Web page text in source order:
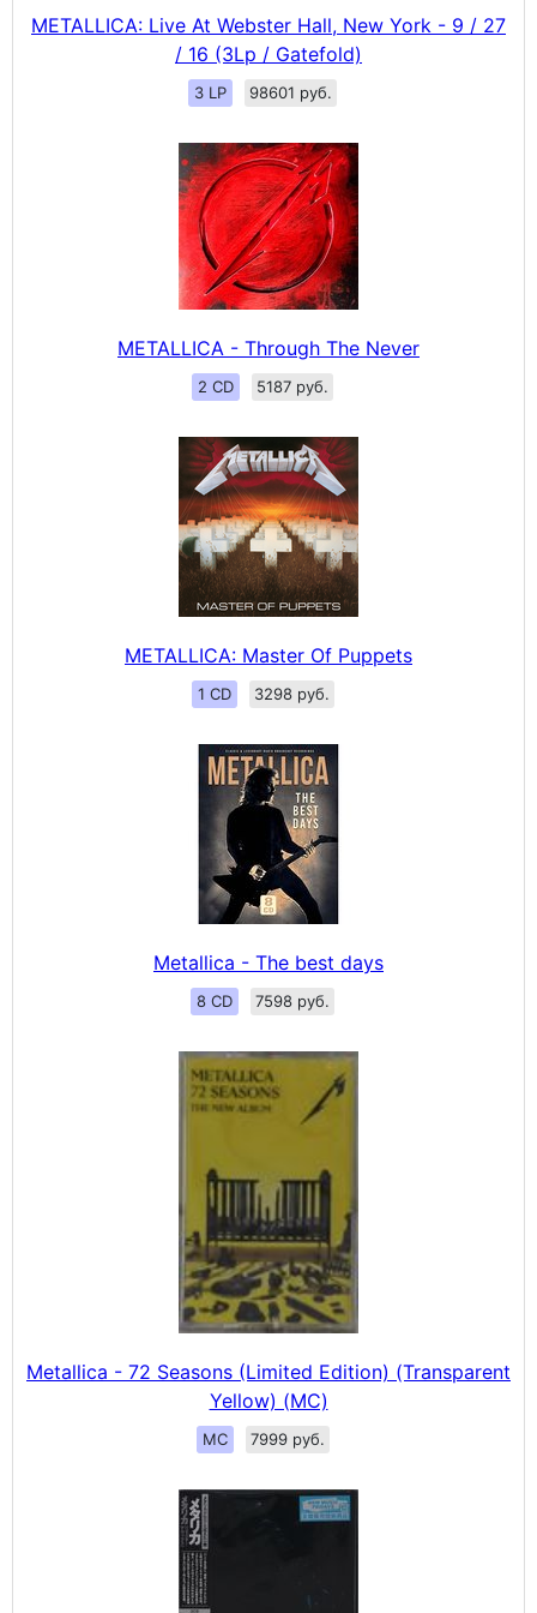
METALLICA: Live At Webster Hall, New York - 9 / 27
/ 16 (3Lp / Gatefold)
3 LP 98601 руб.
METALLICA - Through The Never
2 CD 5187 руб.
METALLICA: Master Of Puppets
1 CD 3298 руб.
Metallica - The best days
8 CD 7598 руб.
Metallica - 72 Seasons (Limited Edition) (Transparent
Yellow) (MC)
MC 7999 руб.